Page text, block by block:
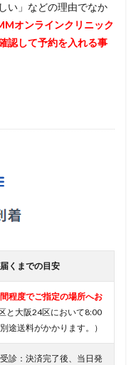
い」などの理由でなか
オンラインクリニック
認して予約を入れる事
くまでの目安
程度でご指定の場所へお
と大阪24区において8:00
途送料がかかります。）
診：決済完了後、当日発